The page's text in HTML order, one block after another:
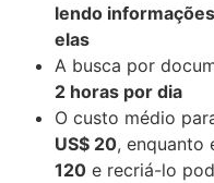
lendo informações
elas
A busca por
2 horas por dia
O custo médio
US$ 20, enquanto
120 e recriá-lo